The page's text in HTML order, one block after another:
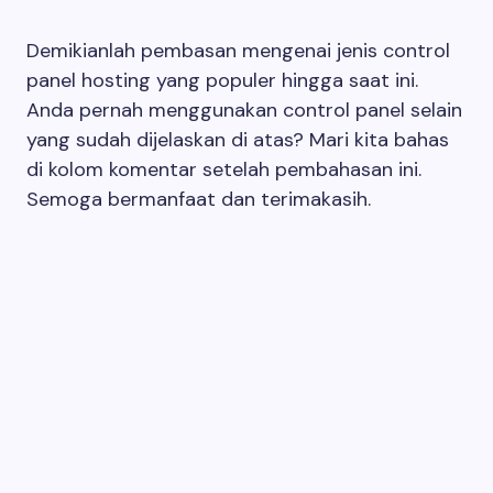
Demikianlah pembasan mengenai jenis control
panel hosting yang populer hingga saat ini.
Anda pernah menggunakan control panel selain
yang sudah dijelaskan di atas? Mari kita bahas
di kolom komentar setelah pembahasan ini.
Semoga bermanfaat dan terimakasih.